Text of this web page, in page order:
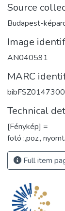
Source
Budapest-
Image
AN040591
MARC
Technical
[Fénykép] =
fotó :,poz.,
Full item